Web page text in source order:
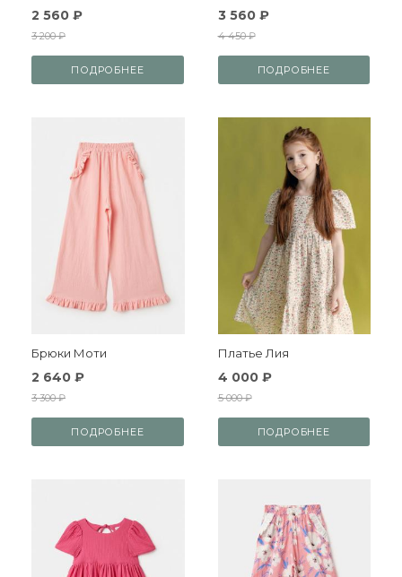
2 560 ₽
3 200 ₽
ПОДРОБНЕЕ
3 560 ₽
4 450 ₽
ПОДРОБНЕЕ
Брюки Моти
2 640 ₽
3 300 ₽
ПОДРОБНЕЕ
Платье Лия
4 000 ₽
5 000 ₽
ПОДРОБНЕЕ